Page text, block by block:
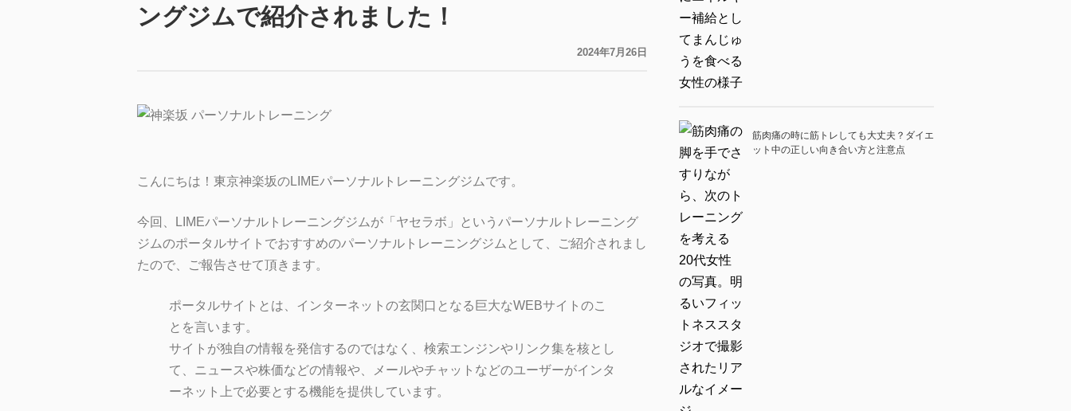
ングジムで紹介されました！
2024年7月26日
こんにちは！東京神楽坂のLIMEパーソナルトレーニングジムです。
今回、LIMEパーソナルトレーニングジムが「ヤセラボ」というパーソナルトレーニング
ジムのポータルサイトでおすすめのパーソナルトレーニングジムとして、ご紹介されまし
たので、ご報告させて頂きます。
ポータルサイト とは、 インターネット の玄関口となる巨大なWEBサイトのこ
とを言います。
サイトが独自の情報を発信するのではなく、 検索エンジンや リンク集を核とし
て、ニュースや株価などの情報や、メールやチャットなどのユーザーがインタ
ーネット 上で必要とする機能を提供しています。
筋肉痛の時に筋トレしても大丈夫？ダイエ
ット中の正しい向き合い方と注意点